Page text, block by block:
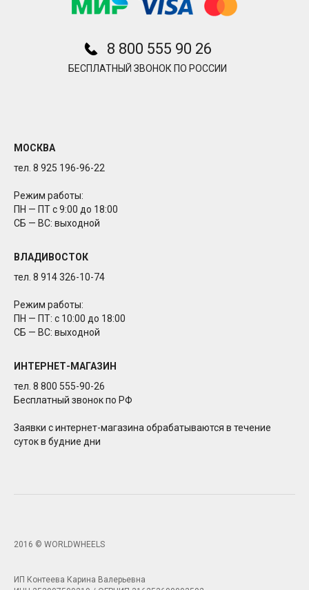
8 800 555 90 26
БЕСПЛАТНЫЙ ЗВОНОК ПО РОССИИ
МОСКВА
тел. 8 925 196-96-22
Режим работы:
ПН — ПТ с 9:00 до 18:00
СБ — ВС: выходной
ВЛАДИВОСТОК
тел. 8 914 326-10-74
Режим работы:
ПН — ПТ: с 10:00 до 18:00
СБ — ВС: выходной
ИНТЕРНЕТ-МАГАЗИН
тел. 8 800 555-90-26
Бесплатный звонок по РФ
Заявки с интернет-магазина обрабатываются в течение
суток в будние дни
2016 © WORLDWHEELS
ИП Контеева Карина Валерьевна